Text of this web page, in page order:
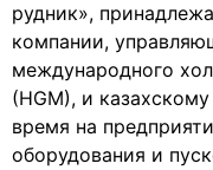
рудник»,
компании,
международного
(HGM), и
время на
оборудования и